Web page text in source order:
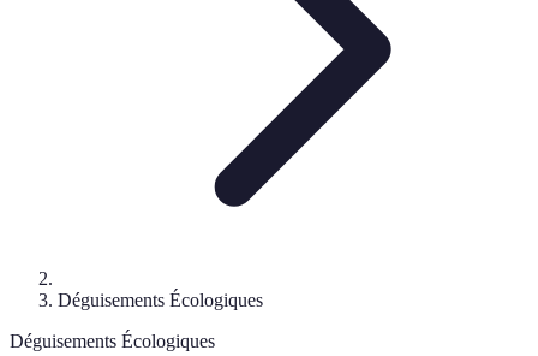
Déguisements Écologiques
Déguisements Écologiques